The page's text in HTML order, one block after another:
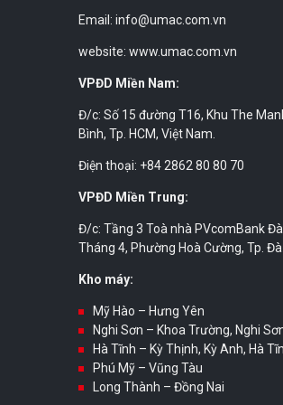
Email: info@umac.com.vn
website: www.umac.com.vn
VPĐD Miền Nam:
Đ/c: Số 15 đường T16, Khu The
Bình, Tp. HCM, Việt Nam.
Điện thoại: +84 2862 80 80 70
VPĐD Miền Trung:
Đ/c: Tầng 3 Toà nhà PVcomBank
Tháng 4, Phường Hoà Cường, Tp. Đà
Kho máy:
Mỹ Hào – Hưng Yên
Nghi Sơn – Khoa Trường, Nghi
Hà Tĩnh – Kỳ Thịnh, Kỳ Anh, Hà
Phú Mỹ – Vũng Tàu
Long Thành – Đồng Nai